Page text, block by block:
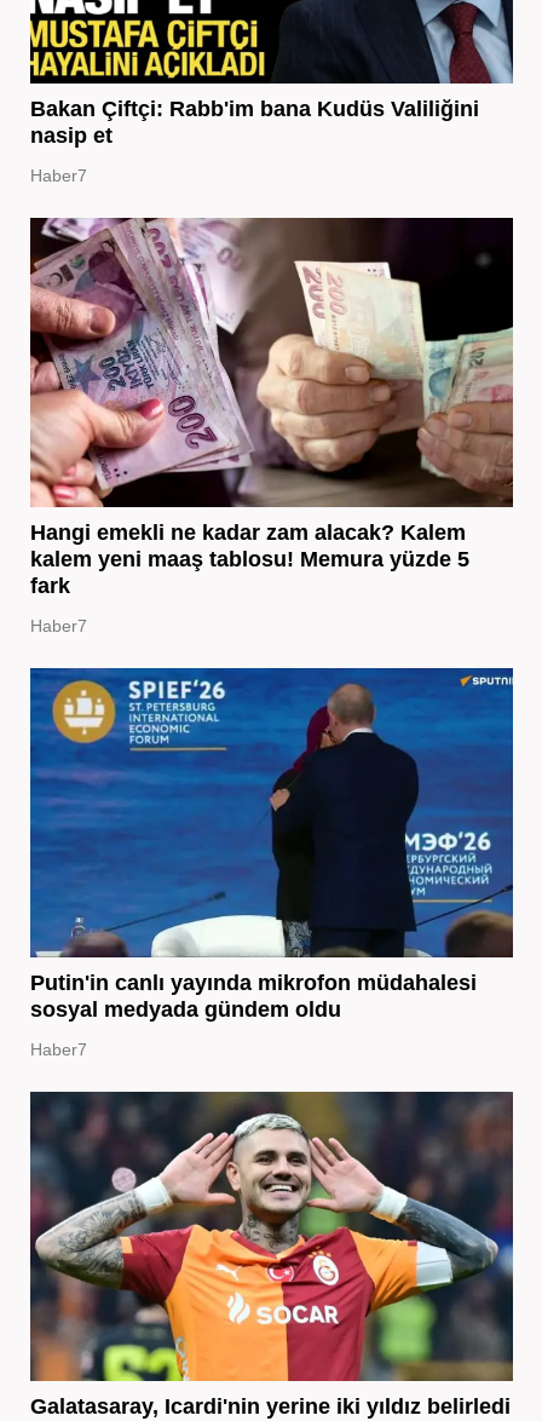
Bakan Çiftçi: Rabb'im bana Kudüs Valiliğini
nasip et
Haber7
Hangi emekli ne kadar zam alacak? Kalem
kalem yeni maaş tablosu! Memura yüzde 5
fark
Haber7
Putin'in canlı yayında mikrofon müdahalesi
sosyal medyada gündem oldu
Haber7
Galatasaray, Icardi'nin yerine iki yıldız belirledi